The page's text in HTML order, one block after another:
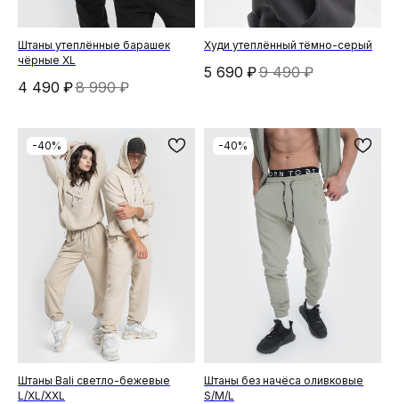
Штаны утеплённые барашек
чёрные XL
4 490 ₽8 990 ₽
Худи утеплённый тёмно-серый
5 690 ₽9 490 ₽
-40%
Штаны Bali светло-бежевые
L/XL/XXL
-40%
Штаны без начёса оливковые
S/M/L